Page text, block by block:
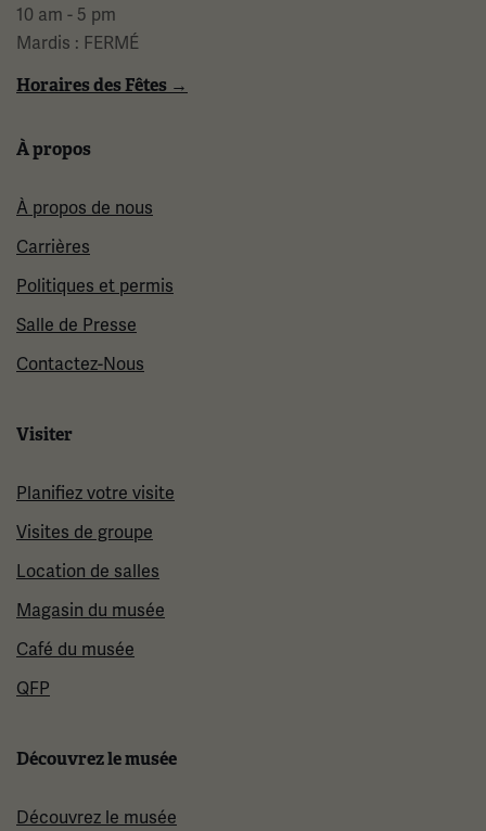
10 am - 5 pm
Mardis : FERMÉ
Horaires des Fêtes →
À propos
À propos de nous
Carrières
Politiques et permis
Salle de Presse
Contactez-Nous
Visiter
Planifiez votre visite
Visites de groupe
Location de salles
Magasin du musée
Café du musée
QFP
Découvrez le musée
Découvrez le musée